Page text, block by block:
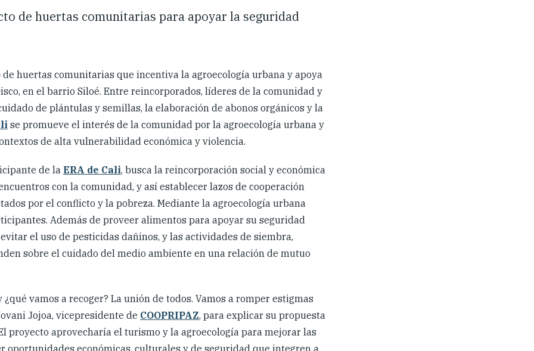
de huertas comunitarias para apoyar la seguridad
huertas comunitarias que incentiva la agroecología urbana y apoya
en el barrio Siloé. Entre reincorporados, líderes de la comunidad y
de plántulas y semillas, la elaboración de abonos orgánicos y la
se promueve el interés de la comunidad por la agroecología urbana y
de alta vulnerabilidad económica y violencia.
de la ERA de Cali, busca la reincorporación social y económica
con la comunidad, y así establecer lazos de cooperación
por el conflicto y la pobreza. Mediante la agroecología urbana
Además de proveer alimentos para apoyar su seguridad
el uso de pesticidas dañinos, y las actividades de siembra,
sobre el cuidado del medio ambiente en una relación de mutuo
vamos a recoger? La unión de todos. Vamos a romper estigmas
Jojoa, vicepresidente de COOPRIPAZ, para explicar su propuesta
proyecto aprovecharía el turismo y la agroecología para mejorar las